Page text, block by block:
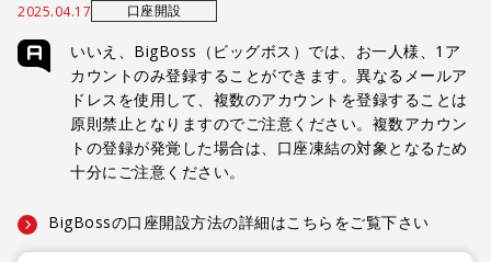
2025.04.17 口座開設
いいえ、BigBoss（ビッグボス）では、お一人様、1ア
カウントのみ登録することができます。異なるメールア
ドレスを使用して、複数のアカウントを登録することは
原則禁止となりますのでご注意ください。複数アカウン
トの登録が発覚した場合は、口座凍結の対象となるため
十分にご注意ください。
BigBossの口座開設方法の詳細はこちらをご覧下さい